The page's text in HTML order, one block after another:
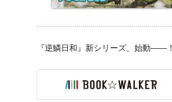
『逆鱗日和』新シリーズ、始動――！